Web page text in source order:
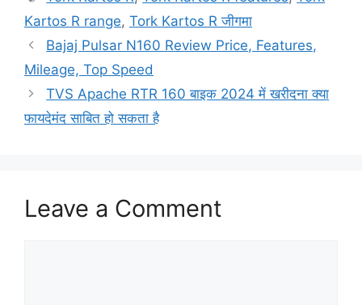
Kartos R range, Tork Kartos R जीगमा
Bajaj Pulsar N160 Review Price, Features,
Mileage, Top Speed
TVS Apache RTR 160 बाइक 2024 में खरीदना क्या
फायदेमंद साबित हो सकता है
Leave a Comment